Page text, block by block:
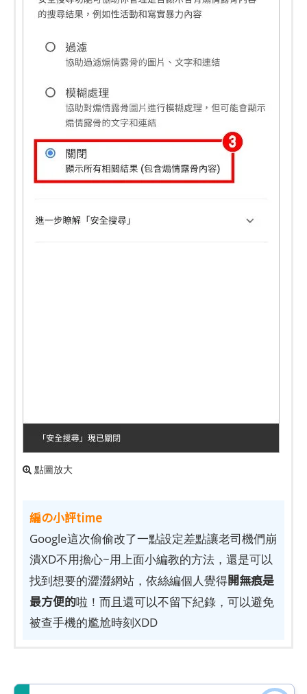
點圖放大
編の小評time
Google這次偷偷改了一點設定差點讓老司機們崩
潰XD不用擔心~用上面小編教的方法，還是可以
找到想要的澀澀網站，依絲編個人覺得開無痕是
最方便的啦！而且還可以不留下紀錄，可以避免
被查手機的尷尬時刻XDD